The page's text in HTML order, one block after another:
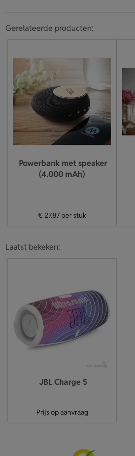
Gerelateerde producten:
Powerbank met speaker
(4.000 mAh)
€ 27.87 per stuk
Laatst bekeken:
JBL Charge 5
Prijs op aanvraag